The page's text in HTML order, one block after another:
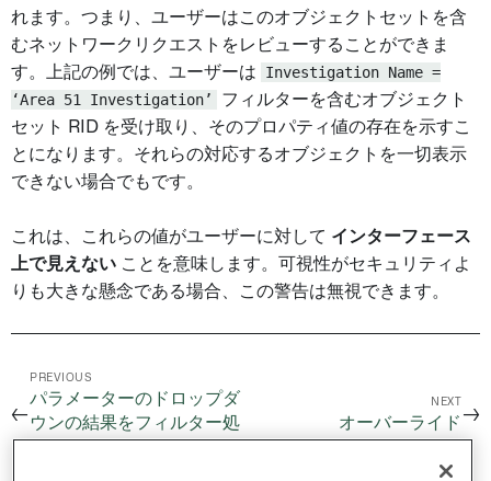
れます。つまり、ユーザーはこのオブジェクトセットを含
むネットワークリクエストをレビューすることができま
す。上記の例では、ユーザーは
Investigation Name =
‘Area 51 Investigation’
フィルターを含むオブジェクト
セット RID を受け取り、そのプロパティ値の存在を示すこ
とになります。それらの対応するオブジェクトを一切表示
できない場合でもです。
これは、これらの値がユーザーに対して インターフェース
上で見えない ことを意味します。可視性がセキュリティよ
りも大きな懸念である場合、この警告は無視できます。
←
PREVIOUS
パラメーターのドロップダ
ウンの結果をフィルター処
NEXT
オーバーライド →